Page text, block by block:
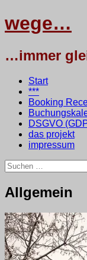
wege…
…immer
Menü
Zum
Inhalt
springen
Start
***
Booking
DSGVO
das projekt
impressum
Suchen
nach:
Allgemein